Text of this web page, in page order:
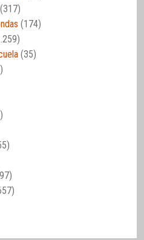
(317)
(174)
(35)